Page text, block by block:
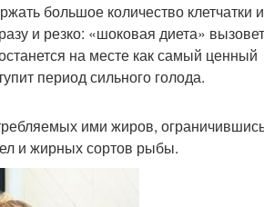
большое количество клетчатки и
и резко: «шоковая диета» вызовет
на месте как самый ценный
период сильного голода.
ими жиров,
и жирных сортов рыбы.